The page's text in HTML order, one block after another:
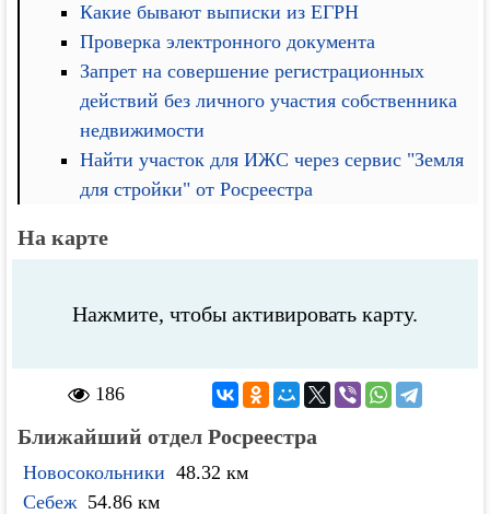
Какие бывают выписки из ЕГРН
Проверка электронного документа
Запрет на совершение регистрационных
действий без личного участия собственника
недвижимости
Найти участок для ИЖС через сервис "Земля
для стройки" от Росреестра
На карте
Нажмите, чтобы активировать карту.
186
Ближайший отдел Росреестра
Новосокольники 48.32 км
Себеж 54.86 км